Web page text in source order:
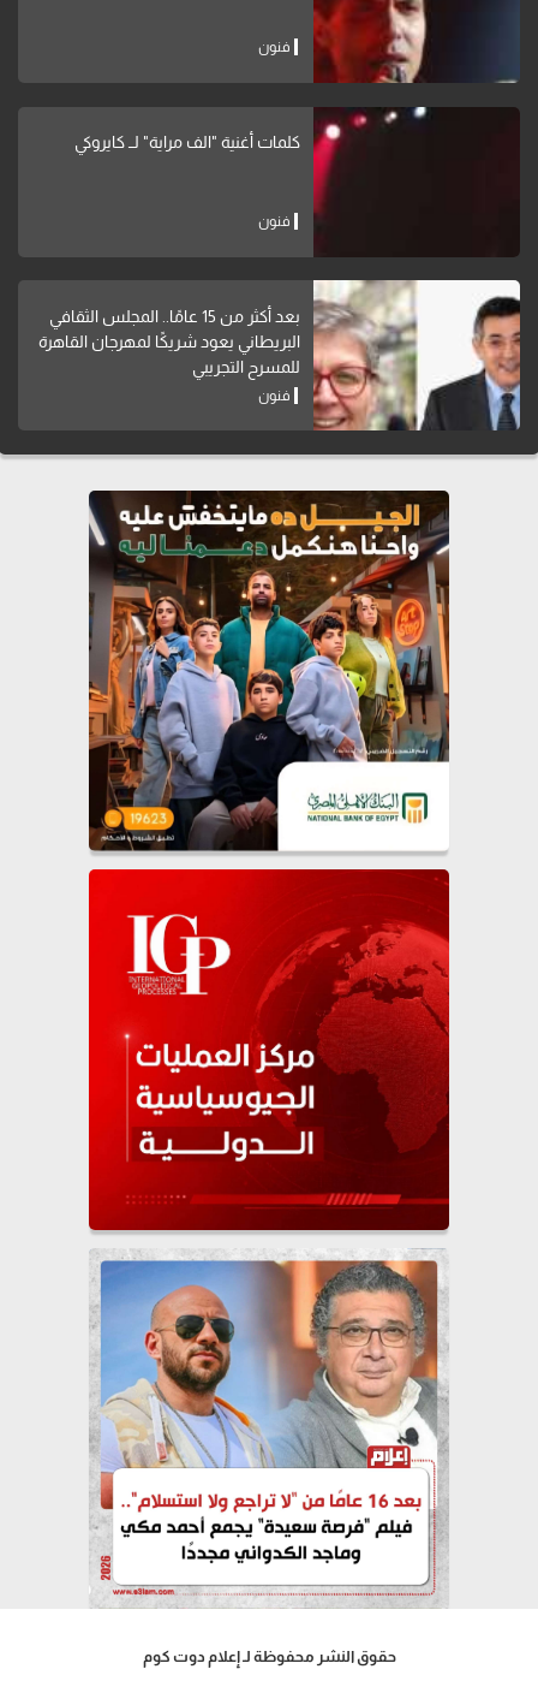
فنون
كلمات أغنية "الف مراية" لــ كايروكي
فنون
بعد أكثر من 15 عامًا.. المجلس الثقافي
البريطاني يعود شريكًا لمهرجان القاهرة
للمسرح التجريبي
فنون
حقوق النشر محفوظة لـ إعلام دوت كوم